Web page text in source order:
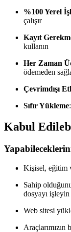
%100 Yerel
çalışır
Kayıt
kullanın
Her Zaman
ödemeden
Çevrimdışı
Sıfır Yükleme
Kabul
Kişisel, eğitim
Sahip
dosyayı işleyin
Web sitesi
Araçlarımızın